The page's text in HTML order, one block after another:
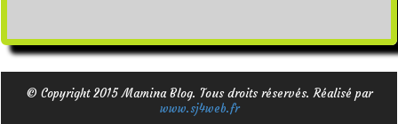
© Copyright 2015 Mamina Blog. Tous droits réservés. Réalisé par
www.sj4web.fr